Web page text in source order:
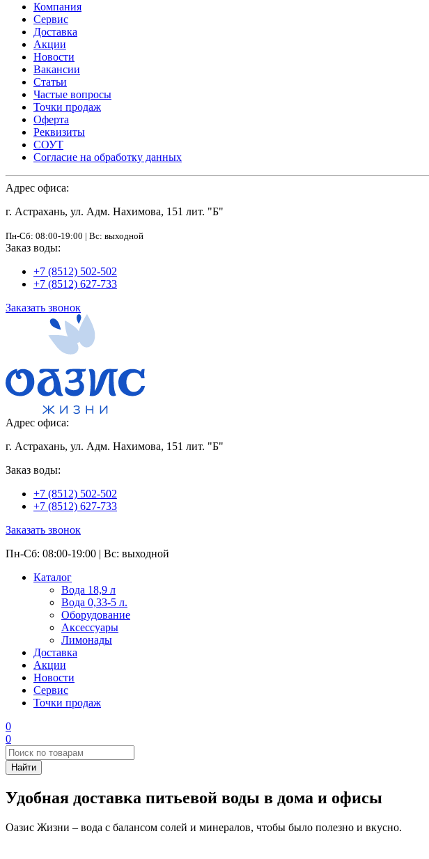
Компания
Сервис
Доставка
Акции
Новости
Вакансии
Статьи
Частые вопросы
Точки продаж
Оферта
Реквизиты
СОУТ
Согласие на обработку данных
Адрес офиса:
г. Астрахань, ул. Адм. Нахимова, 151 лит. "Б"
Пн-Сб: 08:00-19:00 | Вс: выходной
Заказ воды:
+7 (8512) 502-502
+7 (8512) 627-733
Заказать звонок
Адрес офиса:
г. Астрахань, ул. Адм. Нахимова, 151 лит. "Б"
Заказ воды:
+7 (8512) 502-502
+7 (8512) 627-733
Заказать звонок
Пн-Сб: 08:00-19:00 | Вс: выходной
Каталог
Вода 18,9 л
Вода 0,33-5 л.
Оборудование
Аксессуары
Лимонады
Доставка
Акции
Новости
Сервис
Точки продаж
0
0
Удобная доставка питьевой воды в дома и офисы
Оазис Жизни – вода с балансом солей и минералов, чтобы было полезно и вкусно.